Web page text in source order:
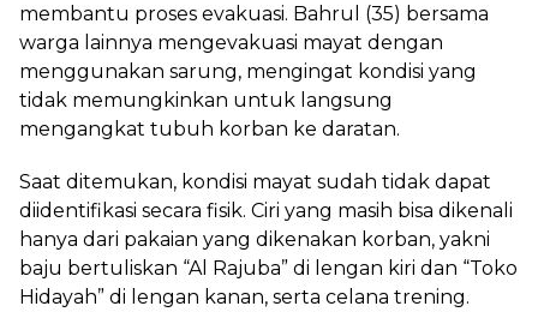
membantu proses evakuasi. Bahrul (35) bersama
warga lainnya mengevakuasi mayat dengan
menggunakan sarung, mengingat kondisi yang
tidak memungkinkan untuk langsung
mengangkat tubuh korban ke daratan.
Saat ditemukan, kondisi mayat sudah tidak dapat
diidentifikasi secara fisik. Ciri yang masih bisa dikenali
hanya dari pakaian yang dikenakan korban, yakni
baju bertuliskan “Al Rajuba” di lengan kiri dan “Toko
Hidayah” di lengan kanan, serta celana trening.